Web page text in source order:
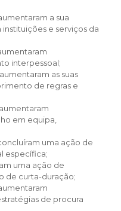
a sua
e serviços da
interpessoal;
as suas
de regras e
em equipa,
uma ação de
específica;
uma ação de
de curta-duração;
de procura